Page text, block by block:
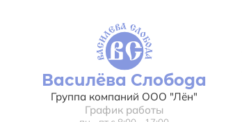
Василёва Слобода
Группа компаний ООО "Лён"
График работы